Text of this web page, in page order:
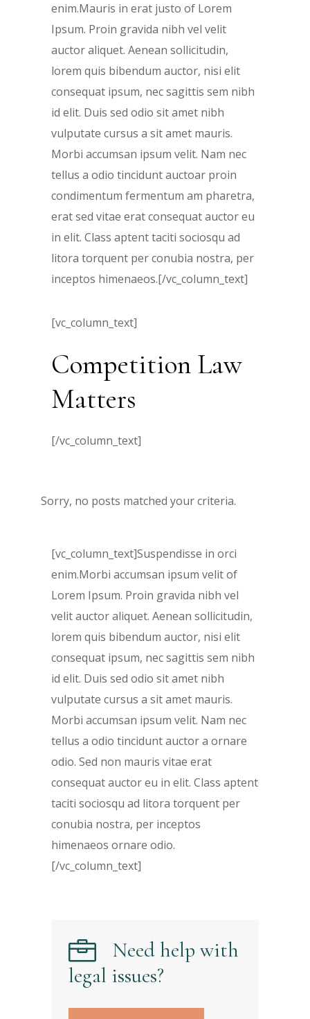
enim.Mauris in erat justo of Lorem
Ipsum. Proin gravida nibh vel velit
auctor aliquet. Aenean sollicitudin,
lorem quis bibendum auctor, nisi elit
consequat ipsum, nec sagittis sem nibh
id elit. Duis sed odio sit amet nibh
vulputate cursus a sit amet mauris.
Morbi accumsan ipsum velit. Nam nec
tellus a odio tincidunt auctoar proin
condimentum fermentum am pharetra,
erat sed vitae erat consequat auctor eu
in elit. Class aptent taciti sociosqu ad
litora torquent per conubia nostra, per
inceptos himenaeos.[/vc_column_text]
[vc_column_text]
Competition Law
Matters
[/vc_column_text]
Sorry, no posts matched your criteria.
[vc_column_text]Suspendisse in orci
enim.Morbi accumsan ipsum velit of
Lorem Ipsum. Proin gravida nibh vel
velit auctor aliquet. Aenean sollicitudin,
lorem quis bibendum auctor, nisi elit
consequat ipsum, nec sagittis sem nibh
id elit. Duis sed odio sit amet nibh
vulputate cursus a sit amet mauris.
Morbi accumsan ipsum velit. Nam nec
tellus a odio tincidunt auctor a ornare
odio. Sed non mauris vitae erat
consequat auctor eu in elit. Class aptent
taciti sociosqu ad litora torquent per
conubia nostra, per inceptos
himenaeos ornare odio.
[/vc_column_text]
Need help with
legal issues?